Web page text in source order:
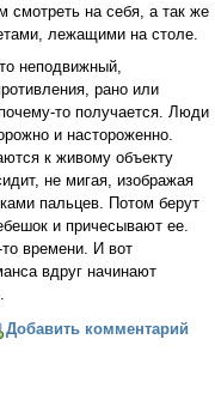
смотреть на себя, а так же
лежащими на столе.
неподвижный,
рано или
то получается. Люди
и настороженно.
к живому объекту
не мигая, изображая
пальцев. Потом берут
и причесывают ее.
времени. И вот
вдруг начинают
Добавить комментарий